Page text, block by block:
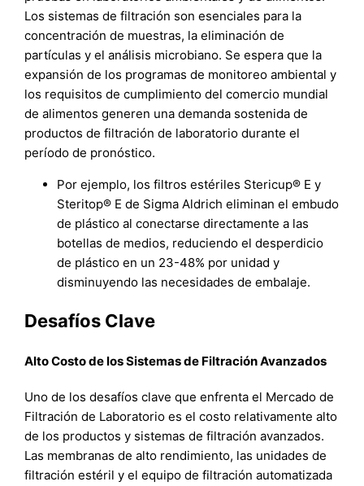
Los sistemas de filtración son esenciales para la
concentración de muestras, la eliminación de
partículas y el análisis microbiano. Se espera que la
expansión de los programas de monitoreo ambiental y
los requisitos de cumplimiento del comercio mundial
de alimentos generen una demanda sostenida de
productos de filtración de laboratorio durante el
período de pronóstico.
Por ejemplo, los filtros estériles Stericup® E y
Steritop® E de Sigma Aldrich eliminan el embudo
de plástico al conectarse directamente a las
botellas de medios, reduciendo el desperdicio
de plástico en un 23-48% por unidad y
disminuyendo las necesidades de embalaje.
Desafíos Clave
Alto Costo de los Sistemas de Filtración Avanzados
Uno de los desafíos clave que enfrenta el Mercado de
Filtración de Laboratorio es el costo relativamente alto
de los productos y sistemas de filtración avanzados.
Las membranas de alto rendimiento, las unidades de
filtración estéril y el equipo de filtración automatizada